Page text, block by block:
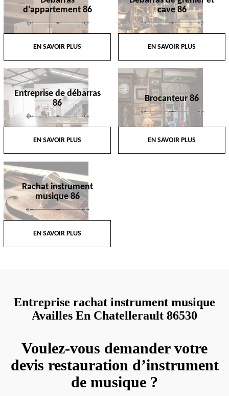
d'appartement 86
EN SAVOIR PLUS
cave 86
EN SAVOIR PLUS
Entreprise de débarras
86
EN SAVOIR PLUS
Brocanteur 86
EN SAVOIR PLUS
Rachat instrument
musique 86
EN SAVOIR PLUS
Entreprise rachat instrument musique
Availles En Chatellerault 86530
Voulez-vous demander votre
devis restauration d’instrument
de musique ?